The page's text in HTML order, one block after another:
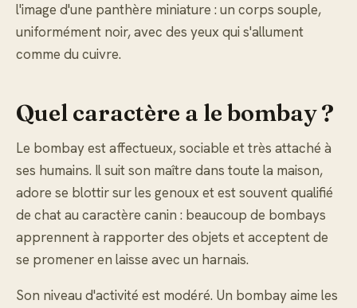
l'image d'une panthère miniature : un corps souple,
uniformément noir, avec des yeux qui s'allument
comme du cuivre.
Quel caractère a le bombay ?
Le bombay est affectueux, sociable et très attaché à
ses humains. Il suit son maître dans toute la maison,
adore se blottir sur les genoux et est souvent qualifié
de chat au caractère canin : beaucoup de bombays
apprennent à rapporter des objets et acceptent de
se promener en laisse avec un harnais.
Son niveau d'activité est modéré. Un bombay aime les